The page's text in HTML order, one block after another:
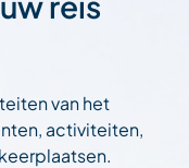
van het
activiteiten,